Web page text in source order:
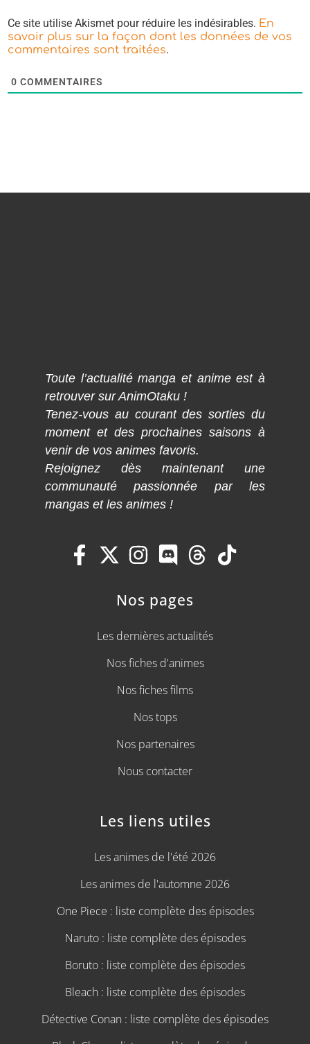
Ce site utilise Akismet pour réduire les indésirables. En
savoir plus sur la façon dont les données de vos
commentaires sont traitées.
0 COMMENTAIRES
Toute l’actualité manga et anime est à
retrouver sur AnimOtaku !
Tenez-vous au courant des sorties du
moment et des prochaines saisons à
venir de vos animes favoris.
Rejoignez dès maintenant une
communauté passionnée par les
mangas et les animes !
Nos pages
Les dernières actualités
Nos fiches d'animes
Nos fiches films
Nos tops
Nos partenaires
Nous contacter
Les liens utiles
Les animes de l'été 2026
Les animes de l'automne 2026
One Piece : liste complète des épisodes
Naruto : liste complète des épisodes
Boruto : liste complète des épisodes
Bleach : liste complète des épisodes
Détective Conan : liste complète des épisodes